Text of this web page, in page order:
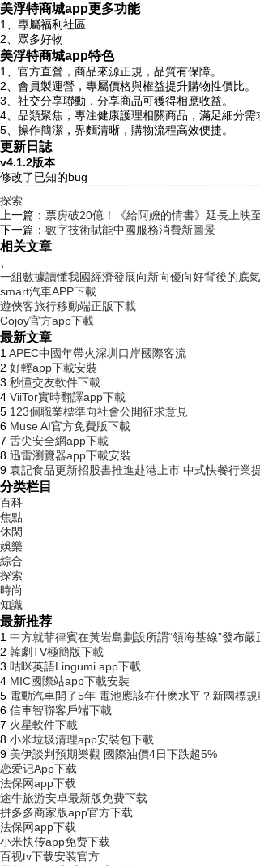
美浮特商城app更多功能
1、專屬福利社區
2、眾多好物
美浮特商城app特色
1、官方直營，商品來源正規，品質有保障。
2、會員製運營，專屬價格與權益提升購物性價比。
3、社交分享聯動，分享商品可獲得相應收益。
4、品類聚焦，專注健康護理相關商品，滿足細分需
5、操作簡潔，界麵清晰，購物流程高效便捷。
更新日誌
v4.1.2版本
修改了已知的bug
探索
上一篇： 票房破20億！《給阿嬤的情書》延長上映
下一篇： 數字技術賦能中國服務消費新圖景
相关文章
一組數據讀懂我國經濟發展向新向優向好背後的底氣
smart汽車APP下載
遊俠客旅行移動端正版下載
Cojoy官方app下載
最新文章
1 APEC中國年帶火深圳口岸國際客流
2 好輕app下載安裝
3 秒懂交友軟件下載
4 ViiTor實時翻譯app下載
5 123個職業標準向社會公開征求意見
6 Muse AI官方免費版下載
7 舌尖安全網app下載
8 迅雷瀏覽器app下載安裝
9 袁記食品更新招股書推進赴港上市 中式快餐行業
分类栏目
百科
焦點
休閑
娛樂
綜合
探索
時尚
知識
最新推荐
1 中方就菲律賓在黃岩島劃設所謂“領海基線”發布嚴
2 韓劇TV極簡版下載
3 咕咪英語Lingumi app下載
4 MIC國際站app下載安裝
5 電動汽車開了5年 電池應該在什麽水平？新國標
6 信車智聯客戶端下載
7 火星軟件下載
8 小米垃圾清理app安裝包下載
9 美伊談判預期樂觀 國際油價4日下跌超5%
恋爱记App下载
法保网app下载
途牛旅游安卓最新版免费下载
拼多多商家版app官方下载
法保网app下载
小米快传app免费下载
百视tv下载安装官方